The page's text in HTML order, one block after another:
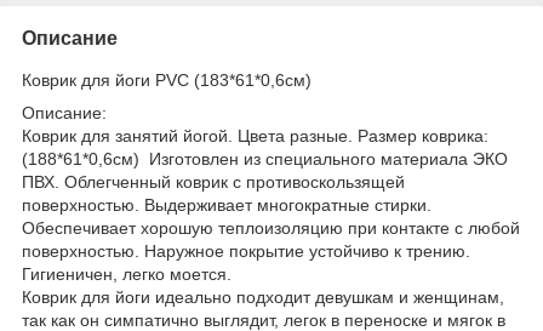
Описание
Коврик для йоги PVC (183*61*0,6см)
Описание:
Коврик для занятий йогой. Цвета разные. Размер коврика:
(188*61*0,6см) Изготовлен из специального материала ЭКО
ПВХ. Облегченный коврик с противоскользящей
поверхностью. Выдерживает многократные стирки.
Обеспечивает хорошую теплоизоляцию при контакте с любой
поверхностью. Наружное покрытие устойчиво к трению.
Гигиеничен, легко моется.
Коврик для йоги идеально подходит девушкам и женщинам,
так как он симпатично выглядит, легок в переноске и мягок в